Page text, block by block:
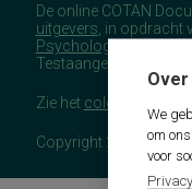
We
om
voor
De online COTAN
uitgevers , in opdracht
Psychologen(NIP),
Testaangelegenheden
Zie het colofon
Copyright 2026 -